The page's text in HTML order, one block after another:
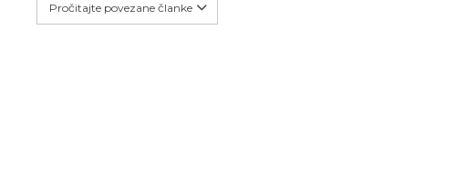
Pročitajte povezane članke